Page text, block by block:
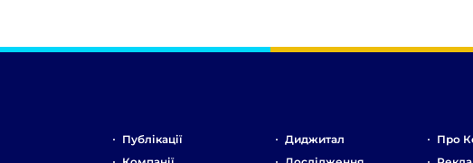
Публікації
Диджитал
Про